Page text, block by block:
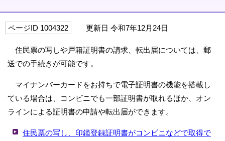
ページID 1004322 更新日 令和7年12月24日
住民票の写しや戸籍証明書の請求、転出届については、郵
送での手続きが可能です。
マイナンバーカードをお持ちで電子証明書の機能を搭載し
ている場合は、コンビニでも一部証明書が取れるほか、オン
ラインによる証明書の申請や転出届ができます。
住民票の写し、印鑑登録証明書がコンビニなどで取得で